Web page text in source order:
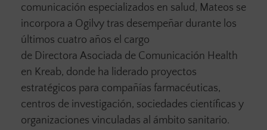
comunicación especializados en salud, Mateos se
incorpora a Ogilvy tras desempeñar durante los
últimos cuatro años el cargo
de Directora Asociada de Comunicación Health
en Kreab, donde ha liderado proyectos
estratégicos para compañías farmacéuticas,
centros de investigación, sociedades científicas y
organizaciones vinculadas al ámbito sanitario.